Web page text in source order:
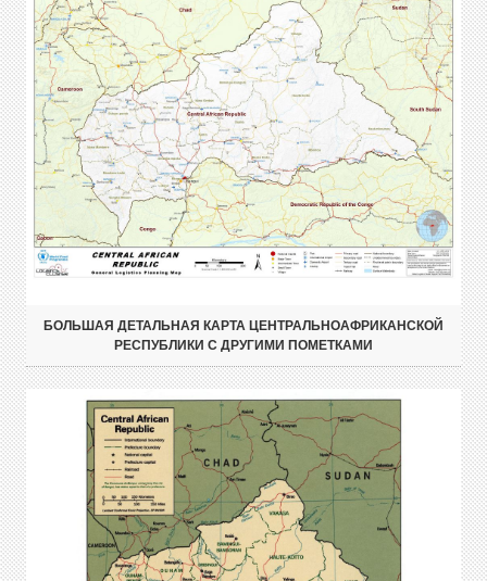
БОЛЬШАЯ ДЕТАЛЬНАЯ КАРТА ЦЕНТРАЛЬНОАФРИКАНСКОЙ
РЕСПУБЛИКИ С ДРУГИМИ ПОМЕТКАМИ